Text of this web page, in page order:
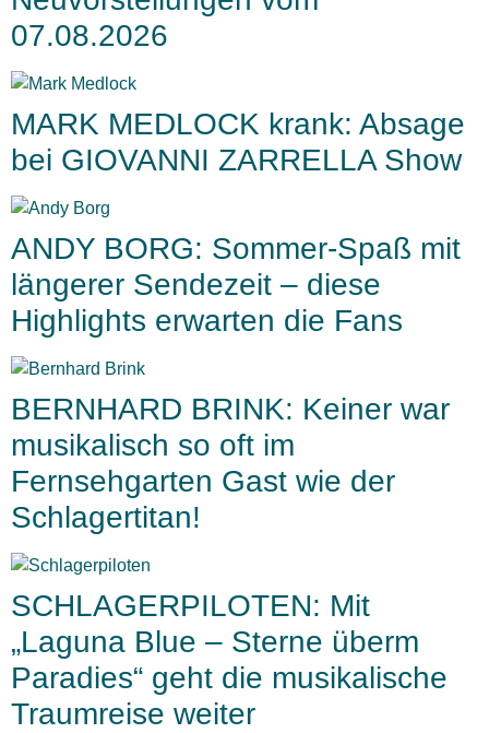
07.08.2026
MARK MEDLOCK krank: Absage
bei GIOVANNI ZARRELLA Show
ANDY BORG: Sommer-Spaß mit
längerer Sendezeit – diese
Highlights erwarten die Fans
BERNHARD BRINK: Keiner war
musikalisch so oft im
Fernsehgarten Gast wie der
Schlagertitan!
SCHLAGERPILOTEN: Mit
„Laguna Blue – Sterne überm
Paradies“ geht die musikalische
Traumreise weiter